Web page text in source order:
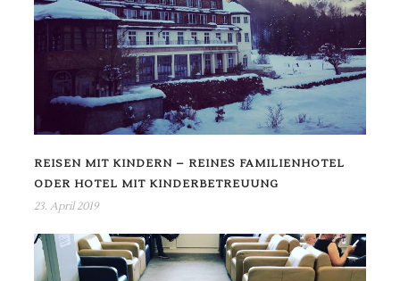
REISEN MIT KINDERN – REINES FAMILIENHOTEL
ODER HOTEL MIT KINDERBETREUUNG
23. April 2019